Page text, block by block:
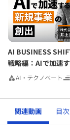
いのが現状
AI BUSINESS
戦略編：AIで加速
AI・テクノベート
関連動画 目次